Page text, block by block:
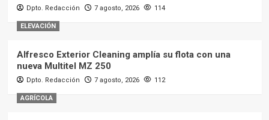
Dpto. Redacción 7 agosto, 2026 114
ELEVACIÓN
Alfresco Exterior Cleaning amplía su flota con una
nueva Multitel MZ 250
Dpto. Redacción 7 agosto, 2026 112
AGRÍCOLA